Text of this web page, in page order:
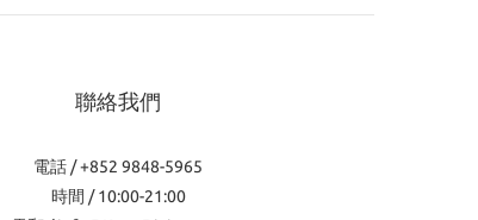
聯絡我們
電話 / +852 9848-5965
時間 / 10:00-21:00